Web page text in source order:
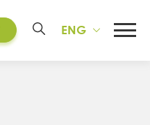
ENG